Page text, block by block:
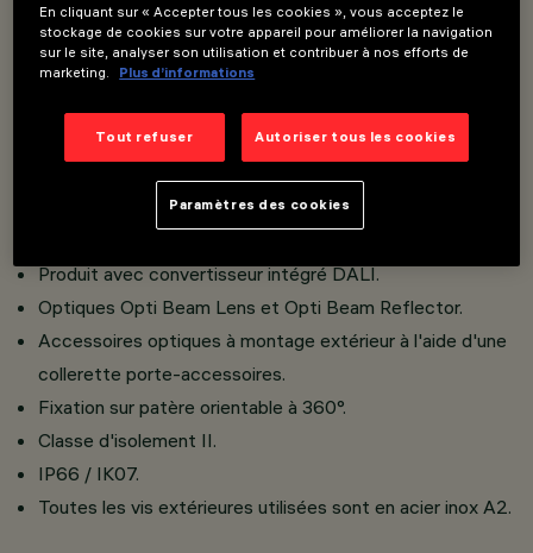
trempé transparent.
Groupe optique orientable sur le plan horizontal (+90° /
-50°).
Échelle graduée avec blocage mécanique du pointage.
Double presse-étoupe en acier A2, avec câble
anti-humidité IP68.
Produit avec convertisseur intégré DALI.
Optiques Opti Beam Lens et Opti Beam Reflector.
Accessoires optiques à montage extérieur à l'aide d'une
collerette porte-accessoires.
Fixation sur patère orientable à 360°.
Classe d'isolement II.
IP66 / IK07.
Toutes les vis extérieures utilisées sont en acier inox A2.
En cliquant sur « Accepter tous les cookies », vous acceptez le
stockage de cookies sur votre appareil pour améliorer la navigation
sur le site, analyser son utilisation et contribuer à nos efforts de
marketing.
Plus d’informations
Tout refuser Autoriser tous les cookies
Paramètres des cookies